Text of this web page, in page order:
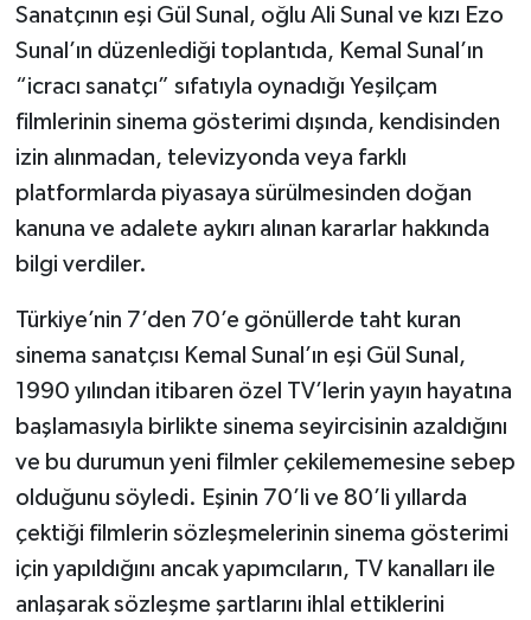
Sanatçının eşi Gül Sunal, oğlu Ali Sunal ve kızı Ezo
Sunal’ın düzenlediği toplantıda, Kemal Sunal’ın
“icracı sanatçı” sıfatıyla oynadığı Yeşilçam
filmlerinin sinema gösterimi dışında, kendisinden
izin alınmadan, televizyonda veya farklı
platformlarda piyasaya sürülmesinden doğan
kanuna ve adalete aykırı alınan kararlar hakkında
bilgi verdiler.
Türkiye’nin 7’den 70’e gönüllerde taht kuran
sinema sanatçısı Kemal Sunal’ın eşi Gül Sunal,
1990 yılından itibaren özel TV’lerin yayın hayatına
başlamasıyla birlikte sinema seyircisinin azaldığını
ve bu durumun yeni filmler çekilememesine sebep
olduğunu söyledi. Eşinin 70’li ve 80’li yıllarda
çektiği filmlerin sözleşmelerinin sinema gösterimi
için yapıldığını ancak yapımcıların, TV kanalları ile
anlaşarak sözleşme şartlarını ihlal ettiklerini